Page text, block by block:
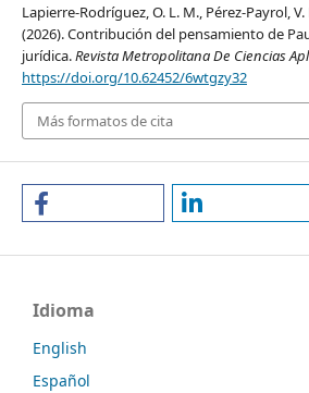
Lapierre-Rodríguez, O. L. M., Pérez-Payrol,
(2026). Contribución del pensamiento de
jurídica.Revista Metropolitana De Ciencias
https://doi.org/10.62452/6wtgzy32
Más formatos de cita
Idioma
English
Español